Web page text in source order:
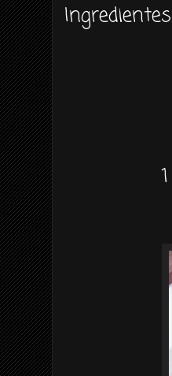
Ingredientes.